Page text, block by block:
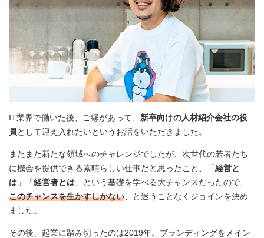
IT業界で働いた後、ご縁があって、 新卒向けの人材紹介会社の役
員として迎え入れたいというお話をいただきました。
またまた新たな領域へのチャレンジでしたが、次世代の若者たち
に機会を提供できる素晴らしい仕事だと思ったこと、「経営と
は 」「経営者とは 」という基礎を学べる大チャンスだったので、
このチャンスを生かすしかない 、と迷うことなくジョインを決め
ました。
その後、起業に踏み切ったのは2019年。ブランディングをメイン